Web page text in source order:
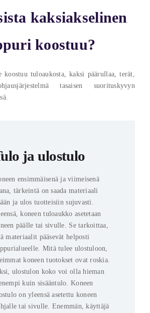
kaksiakselinen
koostuu?
koostuu tuloaukosta, kaksi päärullaa, terät,
tasaisen suorituskyvyn
ja ulostulo
ensimmäisenä ja viimeisenä
tärkeintä on saada materiaali
ja ulos tuotteisiin sujuvasti.
koneen tuloaukko asetetaan
päälle tai sivulle. Se tarkoittaa,
materiaalit pääsevät helposti
Mitä tulee ulostuloon,
koneen tuotokset ovat roskia.
ulostulon koko voi olla hieman
kuin sisääntulo. Koneen
on yleensä asetettu koneen
tai sivulle. Enemmän, käyttäjä